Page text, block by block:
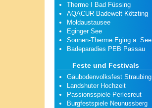
Therme I Bad Füssing
AQACUR Badewelt Kötzting
Moldaustausee
Eginger See
Sonnen-Therme Eging a. See
Badeparadies PEB Passau
Feste und Festivals
Gäubodenvolksfest Straubing
Landshuter Hochzeit
Passionsspiele Perlesreut
Burgfestspiele Neunussberg